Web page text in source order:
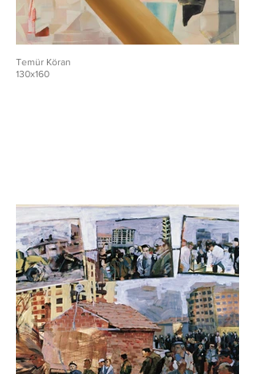
Temür Köran
130x160